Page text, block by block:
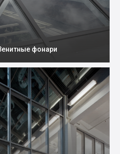
фонари